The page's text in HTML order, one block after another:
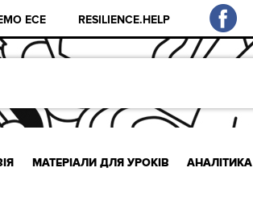
ЕСЕ RESILIENCE.HELP
МАТЕРІАЛИ ДЛЯ УРОКІВ АНАЛІТИКА